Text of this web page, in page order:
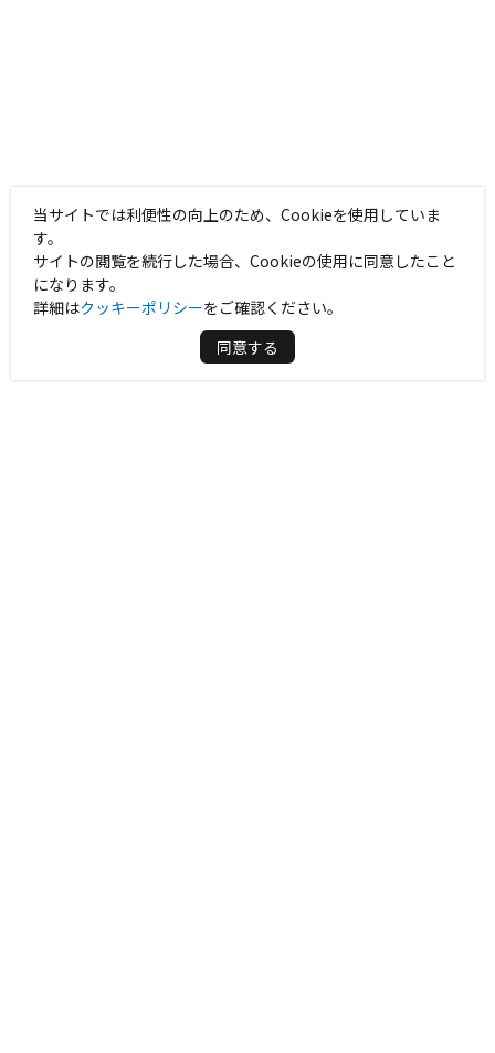
当サイトでは利便性の向上のため、Cookieを使用していま
す。
サイトの閲覧を続行した場合、Cookieの使用に同意したこと
になります。
詳細はクッキーポリシーをご確認ください。
同意する